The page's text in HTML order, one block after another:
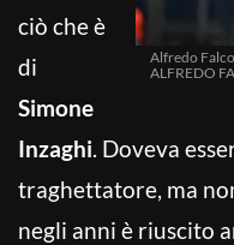
Alfredo
ALFREDO
ciò che è
di
Simone
Inzaghi. Doveva
traghettatore, ma
negli anni è riuscito